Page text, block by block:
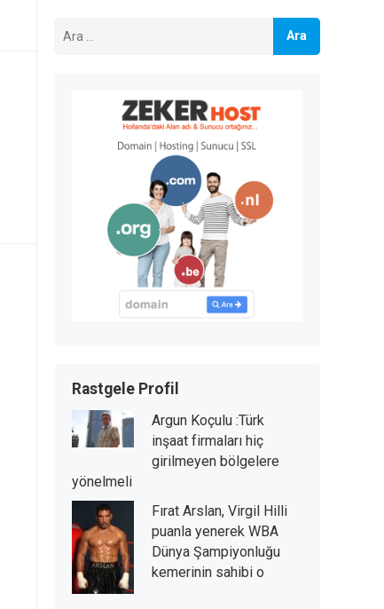
Rastgele Profil
Argun Koçulu :Türk
inşaat firmaları hiç
girilmeyen bölgelere
yönelmeli
Fırat Arslan, Virgil Hilli
puanla yenerek WBA
Dünya Şampiyonluğu
kemerinin sahibi o